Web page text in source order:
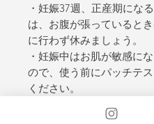
・妊娠37週、正産期にな
は、お腹が張っていると
に行わず休みましょう。
・妊娠中はお肌が敏感に
ので、使う前にパッチテ
ください。
・生理中、始めの3日間は